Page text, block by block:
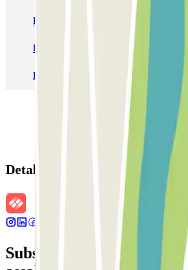
Pàrquing a Aeroport de Barcelona-El
Pàrquing T1 AENA Aeropuerto
Pàrquing a Madrid Pàrquing a Venecia
Detalls de la reserva
Subscriu-te a nostra